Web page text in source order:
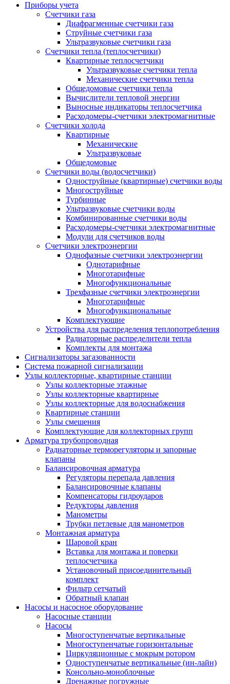
Приборы учета
Счетчики газа
Диафрагменные счетчики газа
Струйные счетчики газа
Ультразвуковые счетчики газа
Счетчики тепла (теплосчетчики)
Квартирные теплосчетчики
Ультразвуковые счетчики тепла
Механические счетчики тепла
Общедомовые счетчики тепла
Вычислители тепловой энергии
Выносные индикаторы теплосчетчика
Расходомеры-счетчики электромагнитные
Счетчики холода
Квартирные
Механические
Ультразвуковые
Общедомовые
Счетчики воды (водосчетчики)
Одноструйные (квартирные) счетчики воды
Многоструйные
Турбинные
Ультразвуковые счетчики воды
Комбинированные счетчики воды
Расходомеры-счетчики электромагнитные
Модули для счетчиков воды
Счетчики электроэнергии
Однофазные счетчики электроэнергии
Однотарифные
Многотарифные
Многофункциональные
Трехфазные счетчики электроэнергии
Многотарифные
Многофункциональные
Комплектующие
Устройства для распределения теплопотребления
Радиаторные распределители тепла
Комплекты для монтажа
Сигнализаторы загазованности
Система пожарной сигнализации
Узлы коллекторные, квартирные станции
Узлы коллекторные этажные
Узлы коллекторные квартирные
Узлы коллекторные для водоснабжения
Квартирные станции
Узлы смешения
Комплектующие для коллекторных групп
Арматура трубопроводная
Радиаторные терморегуляторы и запорные
клапаны
Балансировочная арматура
Регуляторы перепада давления
Балансировочные клапаны
Компенсаторы гидроударов
Редукторы давления
Манометры
Трубки петлевые для манометров
Монтажная арматура
Шаровой кран
Вставка для монтажа и поверки
теплосчетчика
Установочный присоединительный
комплект
Фильтр сетчатый
Обратный клапан
Насосы и насосное оборудование
Насосные станции
Насосы
Многоступенчатые вертикальные
Многоступенчатые горизонтальные
Циркуляционные с мокрым ротором
Одноступенчатые вертикальные (ин-лайн)
Консольно-моноблочные
Дренажные погружные